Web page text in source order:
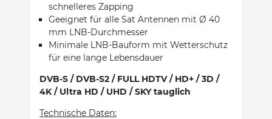
schnelleres Zapping
Geeignet für alle Sat Antennen mit Ø 40
mm LNB-Durchmesser
Minimale LNB-Bauform mit Wetterschutz
für eine lange Lebensdauer
DVB-S / DVB-S2 / FULL HDTV / HD+ / 3D /
4K / Ultra HD / UHD / SKY tauglich
Technische Daten: